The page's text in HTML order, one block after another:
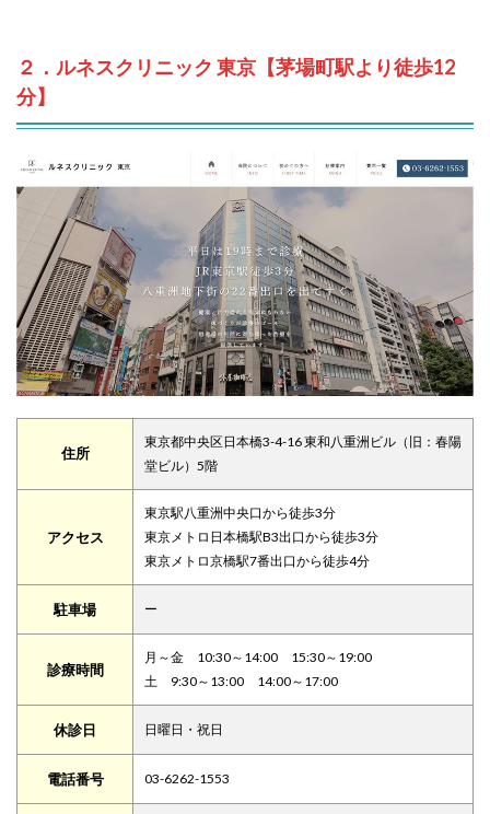
２．ルネスクリニック 東京【茅場町駅より徒歩12
分】
住所
東京都中央区日本橋3-4-16 東和八重洲ビル（旧：春陽
堂ビル）5階
アクセス
東京駅八重洲中央口から徒歩3分
東京メトロ日本橋駅B3出口から徒歩3分
東京メトロ京橋駅7番出口から徒歩4分
駐車場 ー
診療時間
月～金 10:30～14:00 15:30～19:00
土 9:30～13:00 14:00～17:00
休診日 日曜日・祝日
電話番号 03-6262-1553